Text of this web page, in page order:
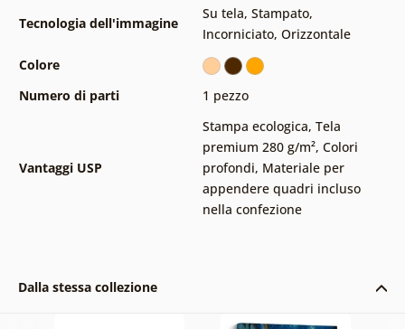
Tecnologia dell'immagine
Su tela, Stampato,
Incorniciato, Orizzontale
Colore
Numero di parti
1 pezzo
Vantaggi USP
Stampa ecologica, Tela
premium 280 g/m², Colori
profondi, Materiale per
appendere quadri incluso
nella confezione
Dalla stessa collezione